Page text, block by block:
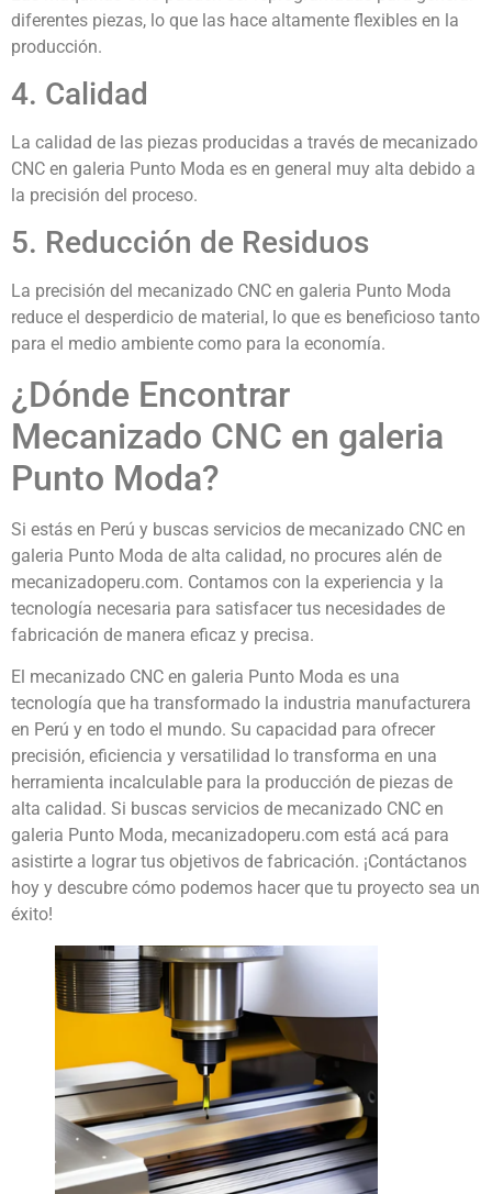
diferentes piezas, lo que las hace altamente flexibles en la
producción.
4. Calidad
La calidad de las piezas producidas a través de mecanizado
CNC en galeria Punto Moda es en general muy alta debido a
la precisión del proceso.
5. Reducción de Residuos
La precisión del mecanizado CNC en galeria Punto Moda
reduce el desperdicio de material, lo que es beneficioso tanto
para el medio ambiente como para la economía.
¿Dónde Encontrar
Mecanizado CNC en galeria
Punto Moda?
Si estás en Perú y buscas servicios de mecanizado CNC en
galeria Punto Moda de alta calidad, no procures alén de
mecanizadoperu.com. Contamos con la experiencia y la
tecnología necesaria para satisfacer tus necesidades de
fabricación de manera eficaz y precisa.
El mecanizado CNC en galeria Punto Moda es una
tecnología que ha transformado la industria manufacturera
en Perú y en todo el mundo. Su capacidad para ofrecer
precisión, eficiencia y versatilidad lo transforma en una
herramienta incalculable para la producción de piezas de
alta calidad. Si buscas servicios de mecanizado CNC en
galeria Punto Moda, mecanizadoperu.com está acá para
asistirte a lograr tus objetivos de fabricación. ¡Contáctanos
hoy y descubre cómo podemos hacer que tu proyecto sea un
éxito!